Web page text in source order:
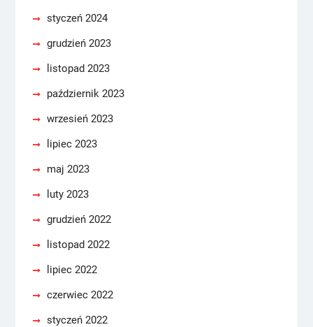
styczeń 2024
grudzień 2023
listopad 2023
październik 2023
wrzesień 2023
lipiec 2023
maj 2023
luty 2023
grudzień 2022
listopad 2022
lipiec 2022
czerwiec 2022
styczeń 2022